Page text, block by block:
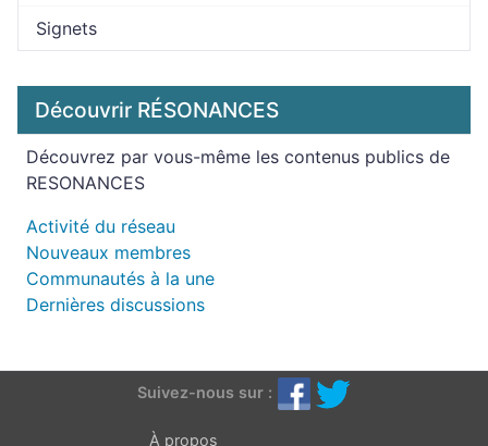
Signets
Découvrir RÉSONANCES
Découvrez par vous-même les contenus publics de
RESONANCES
Activité du réseau
Nouveaux membres
Communautés à la une
Dernières discussions
Suivez-nous sur :
À propos